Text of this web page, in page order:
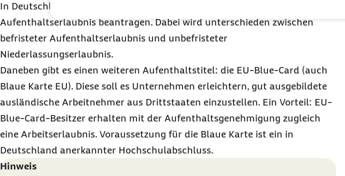
In Deutschland angekommen, müssen die ausländischen Fachkräfte ihre
Aufenthaltserlaubnis beantragen. Dabei wird unterschieden zwischen
befristeter Aufenthaltserlaubnis und unbefristeter
Niederlassungserlaubnis.
Daneben gibt es einen weiteren Aufenthaltstitel: die EU-Blue-Card (auch
Blaue Karte EU). Diese soll es Unternehmen erleichtern, gut ausgebildete
ausländische Arbeitnehmer aus Drittstaaten einzustellen. Ein Vorteil: EU-
Blue-Card-Besitzer erhalten mit der Aufenthaltsgenehmigung zugleich
eine Arbeitserlaubnis. Voraussetzung für die Blaue Karte ist ein in
Deutschland anerkannter Hochschulabschluss.
Hinweis